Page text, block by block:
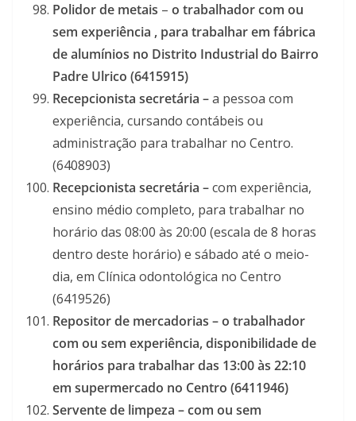
Polidor de metais – o trabalhador com ou
sem experiência , para trabalhar em fábrica
de alumínios no Distrito Industrial do Bairro
Padre Ulrico (6415915)
Recepcionista secretária –a pessoa com
experiência, cursando contábeis ou
administração para trabalhar no Centro.
(6408903)
Recepcionista secretária –com experiência,
ensino médio completo, para trabalhar no
horário das 08:00 às 20:00 (escala de 8 horas
dentro deste horário) e sábado até o meio-
dia, em Clínica odontológica no Centro
(6419526)
Repositor de mercadorias – o trabalhador
com ou sem experiência, disponibilidade de
horários para trabalhar das 13:00 às 22:10
em supermercado no Centro (6411946)
Servente de limpeza –com ou sem